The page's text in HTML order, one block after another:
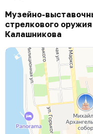
Музейно-
стрелкового
Калашникова